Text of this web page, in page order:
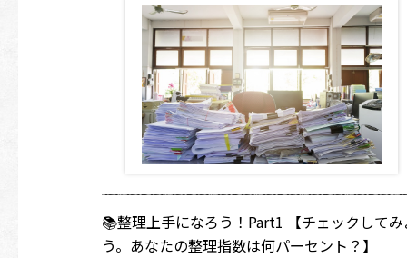
📚整理上手になろう！Part1 【チェックしてみ
う。あなたの整理指数は何パーセント？】